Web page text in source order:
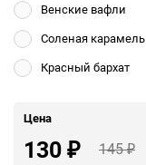
Венские вафли
Соленая карамель
Красный бархат
Цена
130 ₽ 145₽